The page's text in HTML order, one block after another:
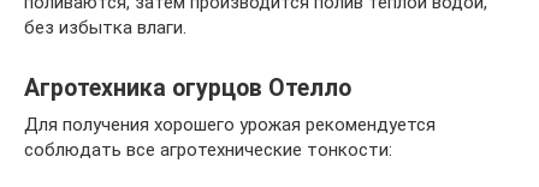
без избытка влаги.
Агротехника огурцов Отелло
Для получения хорошего урожая рекомендуется
соблюдать все агротехнические тонкости: